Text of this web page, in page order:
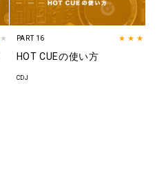
★ PART 16 ★★★
HOT CUEの使い方
CDJ